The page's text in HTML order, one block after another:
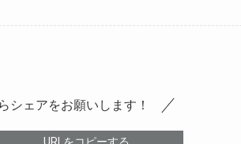
シェアをお願いします！